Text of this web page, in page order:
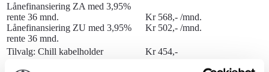
Lånefinansiering ZA med 3,95%
rente 36 mnd.
Lånefinansiering ZU med 3,95%
rente 36 mnd.
Kr 568,- /mnd.
Kr 502,- /mnd.
Tilvalg: Chill kabelholder Kr 454,-